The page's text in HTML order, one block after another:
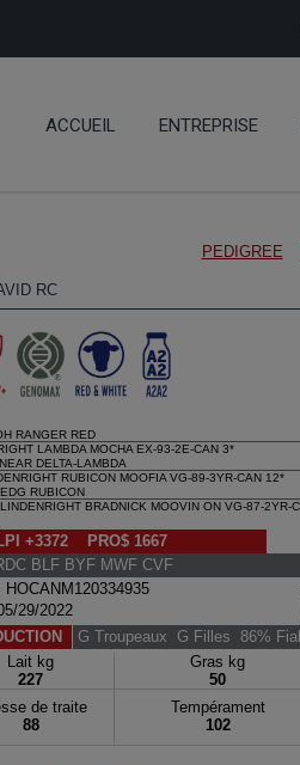
ACCUEIL ENTREPRISE